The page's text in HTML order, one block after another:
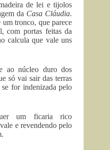
de lei e tijolos
da Casa Cláudia.
tronco, que parece
com portas feitas da
calcula que vale uns
ao núcleo duro dos
só vai sair das terras
for indenizada pelo
um ficaria rico
e revendendo pelo